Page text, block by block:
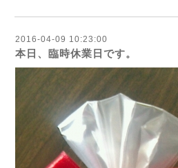
2016-04-09 10:23:00
本日、臨時休業日です。